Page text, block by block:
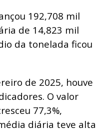
192,708 mil
de 14,823 mil
da tonelada ficou
de 2025, houve
O valor
77,3%,
diária teve alta